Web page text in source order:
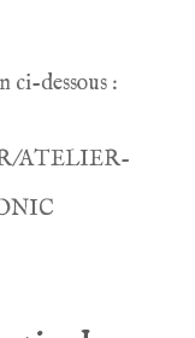
ci-dessous :
ATELIER-